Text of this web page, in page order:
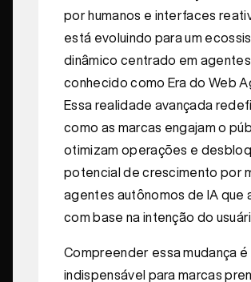
por humanos e interfaces
está evoluindo para um
dinâmico centrado em agentes,
conhecido como Era do Web
Essa realidade avançada
como as marcas engajam o
otimizam operações e
potencial de crescimento por
agentes autônomos de IA que
com base na intenção do
Compreender essa mudança é
indispensável para marcas